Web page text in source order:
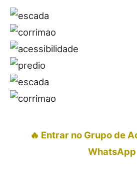
🔥 Entrar no Grupo de
WhatsApp